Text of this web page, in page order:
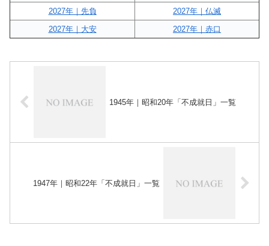
2027年｜先負
2027年｜仏滅
2027年｜大安
2027年｜赤口
1945年｜昭和20年「不成就日」一覧
1947年｜昭和22年「不成就日」一覧